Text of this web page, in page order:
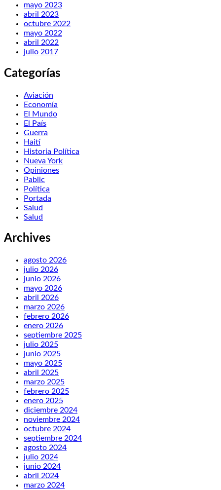
mayo 2023
abril 2023
octubre 2022
mayo 2022
abril 2022
julio 2017
Categorías
Aviación
Economía
El Mundo
El País
Guerra
Haití
Historia Política
Nueva York
Opiniones
Pablic
Política
Portada
Salud
Salud
Archives
agosto 2026
julio 2026
junio 2026
mayo 2026
abril 2026
marzo 2026
febrero 2026
enero 2026
septiembre 2025
julio 2025
junio 2025
mayo 2025
abril 2025
marzo 2025
febrero 2025
enero 2025
diciembre 2024
noviembre 2024
octubre 2024
septiembre 2024
agosto 2024
julio 2024
junio 2024
abril 2024
marzo 2024